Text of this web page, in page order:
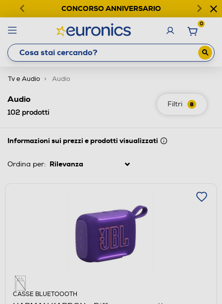
CONCORSO ANNIVERSARIO
0
Tv e Audio Audio
Filtri 8
Audio
102prodotti
Informazioni sui prezzi e prodotti visualizzati
Ordina per:
CASSE BLUETOOOTH